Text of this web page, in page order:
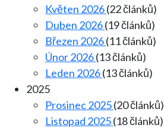
Květen 2026(22 článků)
Duben 2026(19 článků)
Březen 2026(11 článků)
Únor 2026(13 článků)
Leden 2026(13 článků)
2025
Prosinec 2025(20 článků)
Listopad 2025(18 článků)